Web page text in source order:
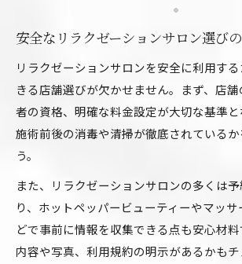
安全なリラクゼーションサロン選び
リラクゼーションサロンを安全に利用す
きる店舗選びが欠かせません。まず、店
者の資格、明確な料金設定が大切な基準と
施術前後の消毒や清掃が徹底されている
う。
また、リラクゼーションサロンの多くは
り、ホットペッパービューティーやマッ
どで事前に情報を収集できる点も安心材
内容や写真、利用規約の明示があるかも